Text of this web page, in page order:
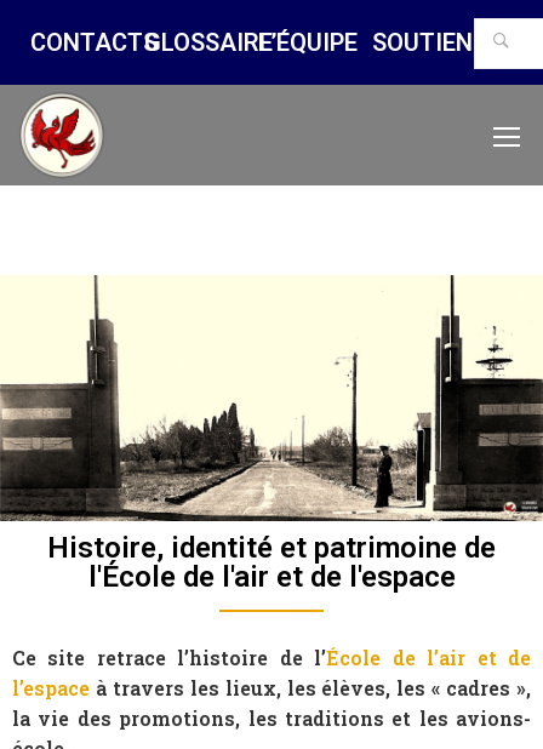
CONTACTSGLOSSAIREL’ÉQUIPE SOUTIENS
Histoire, identité et patrimoine de
l'École de l'air et de l'espace
Ce site retrace l’histoire de l’École de l’air et de
l’espace à travers les lieux, les élèves, les « cadres »,
la vie des promotions, les traditions et les avions-